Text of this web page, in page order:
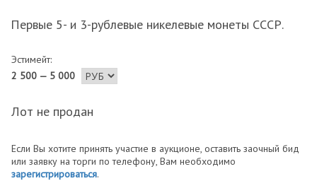
Первые 5- и 3-рублевые никелевые монеты СССР.
Эстимейт:
2 500 — 5 000
Лот не продан
Если Вы хотите принять участие в аукционе, оставить заочный бид
или заявку на торги по телефону, Вам необходимо
зарегистрироваться.